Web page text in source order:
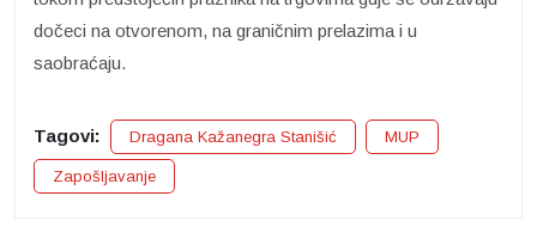
dočeci na otvorenom, na graničnim prelazima i u
saobraćaju.
Tagovi: Dragana Kažanegra Stanišić MUP
Zapošljavanje